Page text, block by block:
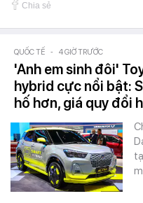
Chia sẻ
QUỐC TẾ - 4 GIỜ TRƯỚC
'Anh em sinh đôi'
hybrid cực nổi bật:
hố hơn, giá quy đổi